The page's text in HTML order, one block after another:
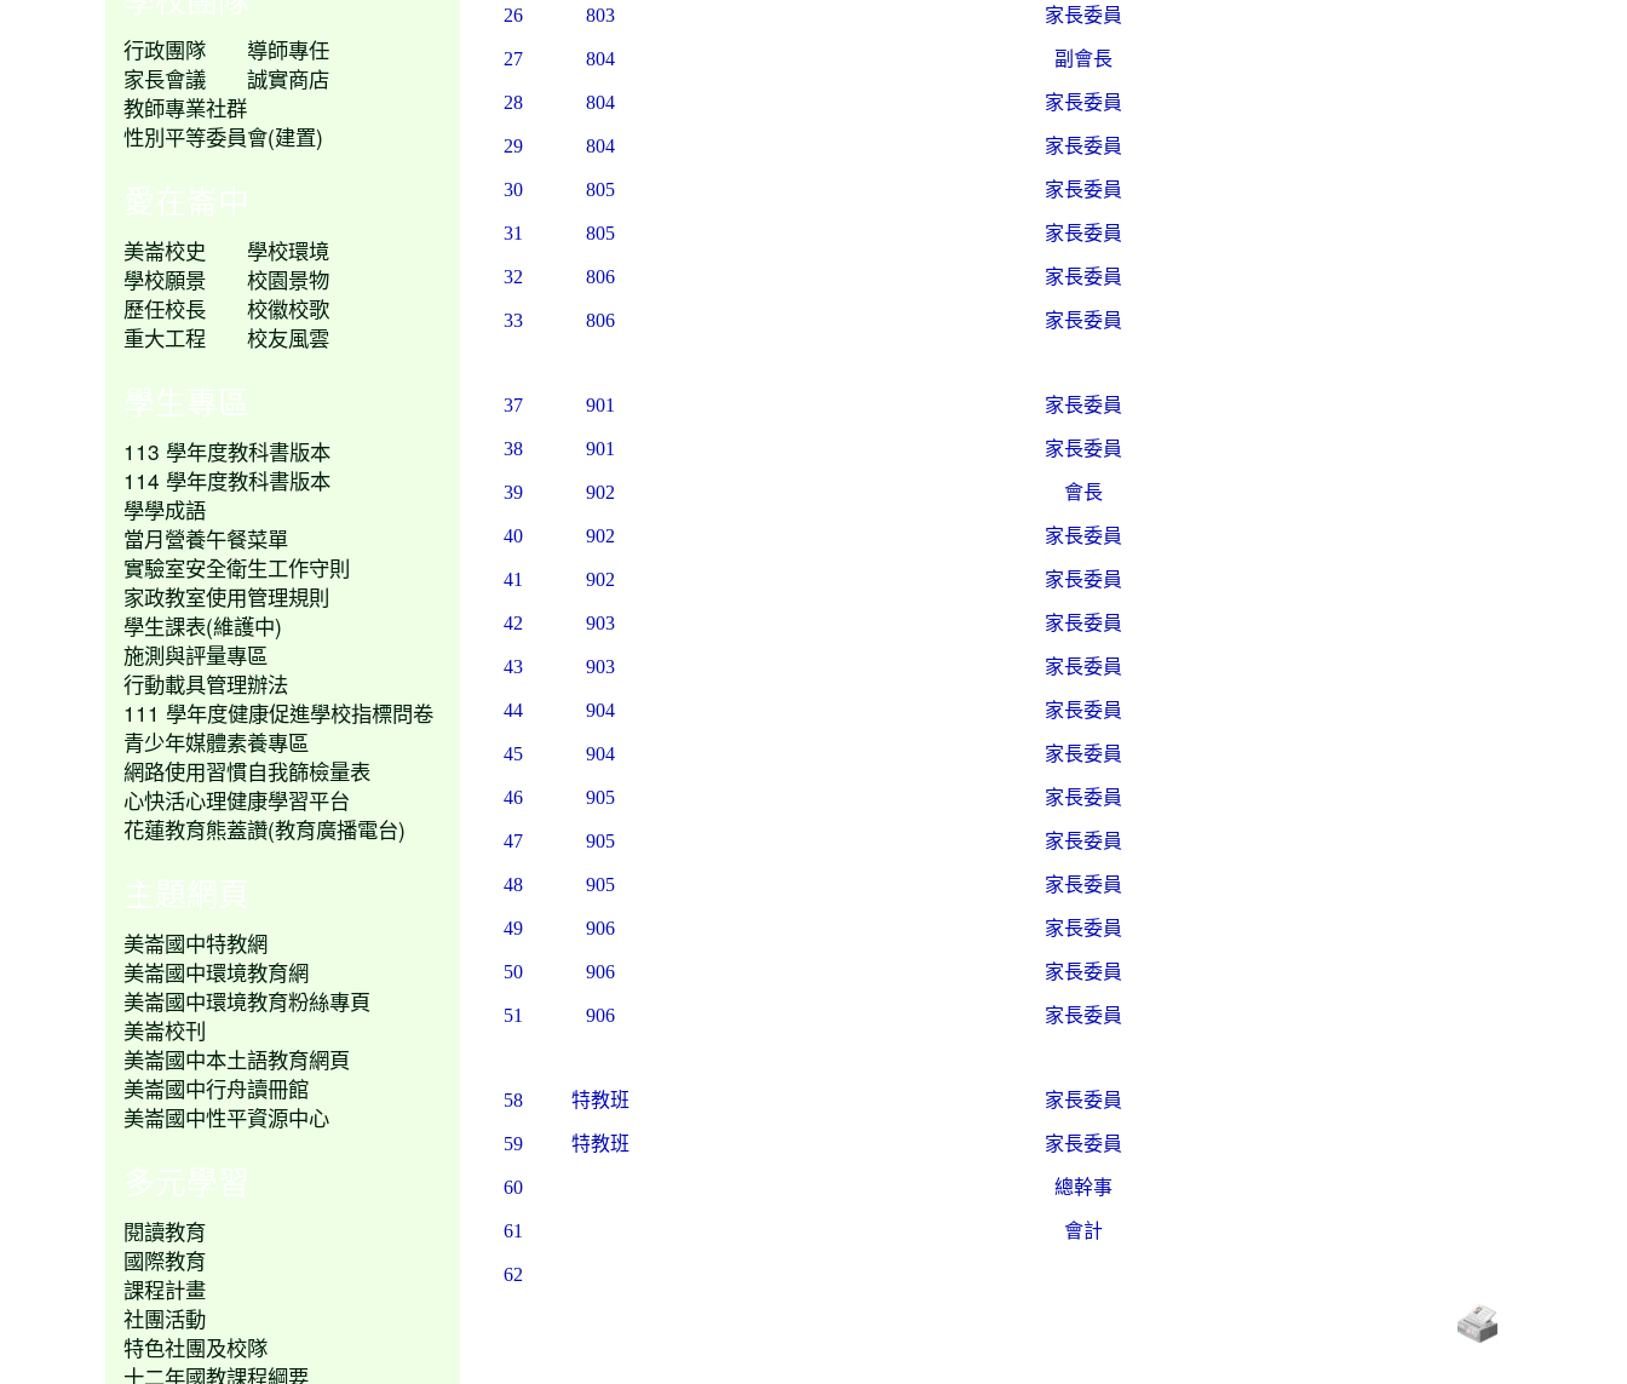
26 803 家長委員
27 804 副會長
28 804 家長委員
29 804 家長委員
30 805 家長委員
31 805 家長委員
32 806 家長委員
33 806 家長委員
37 901 家長委員
38 901 家長委員
39 902 會長
40 902 家長委員
41 902 家長委員
42 903 家長委員
43 903 家長委員
44 904 家長委員
45 904 家長委員
46 905 家長委員
47 905 家長委員
48 905 家長委員
49 906 家長委員
50 906 家長委員
51 906 家長委員
58 特教班 家長委員
59 特教班 家長委員
60 總幹事
61 會計
62
行政團隊
導師專任
家長會議
誠實商店
教師專業社群
性別平等委員會(建置)
愛在崙中
美崙校史
學校環境
學校願景
校園景物
歷任校長
校徽校歌
重大工程
校友風雲
學生專區
113 學年度教科書版本
114 學年度教科書版本
學學成語
當月營養午餐菜單
實驗室安全衛生工作守則
家政教室使用管理規則
學生課表(維護中)
施測與評量專區
行動載具管理辦法
111 學年度健康促進學校指標問卷
青少年媒體素養專區
網路使用習慣自我篩檢量表
心快活心理健康學習平台
花蓮教育熊蓋讚(教育廣播電台)
主題網頁
美崙國中特教網
美崙國中環境教育網
美崙國中環境教育粉絲專頁
美崙校刊
美崙國中本土語教育網頁
美崙國中行舟讀冊館
美崙國中性平資源中心
多元學習
閱讀教育
國際教育
課程計畫
社團活動
特色社團及校隊
十二年國教課程綱要